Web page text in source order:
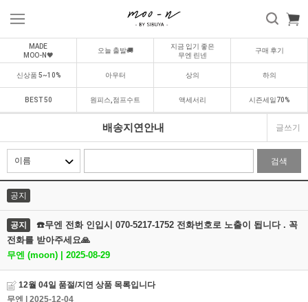
MADE
MOO-N🖤
오늘 출발🚚
지금 입기 좋은
무엔 린넨
구매 후기
신상품 5~10% 아우터 상의 하의
BEST 50 원피스,점프수트 액세서리 시즌세일70%
배송지연안내 글쓰기
검색
공지
공지
☎️무엔 전화 인입시 070-5217-1752 전화번호로 노출이 됩니다 . 꼭
전화를 받아주세요🙏
무엔 (moon) | 2025-08-29
12월 04일 품절/지연 상품 목록입니다
무엔
| 2025-12-04